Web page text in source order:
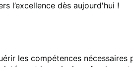
l’excellence dès aujourd'hui !
les compétences nécessaires